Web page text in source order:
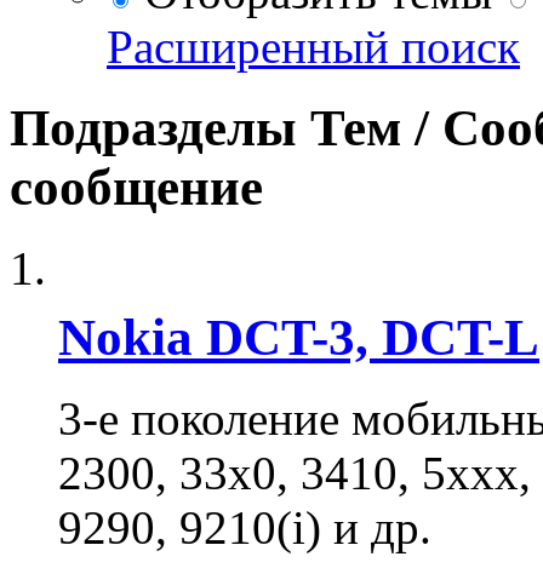
Расширенный поиск
Подразделы Тем /
сообщение
Nokia DCT-3, DCT-L
3-е поколение
2300, 33x0, 3410,
9290, 9210(i) и др.